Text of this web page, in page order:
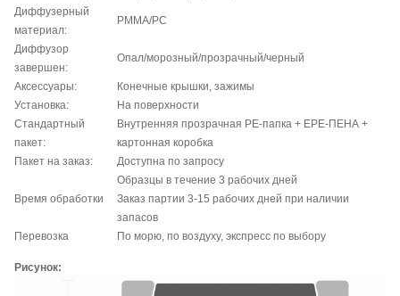
Диффузерный
материал:
PMMA/PC
Диффузор
завершен:
Опал/морозный/прозрачный/черный
Аксессуары:
Конечные крышки, зажимы
Установка:
На поверхности
Стандартный
пакет:
Внутренняя прозрачная PE-папка + EPE-ПЕНА +
картонная коробка
Пакет на заказ:
Доступна по запросу
Время обработки
Образцы в течение 3 рабочих дней
Заказ партии 3-15 рабочих дней при наличии
запасов
Перевозка
По морю, по воздуху, экспресс по выбору
Рисунок: